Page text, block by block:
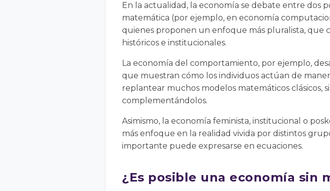
En la actualidad, la economía se debate entre dos
matemática (por ejemplo, en economía
quienes proponen un enfoque más pluralista, que
históricos e institucionales.
La economía del comportamiento, por ejemplo,
que muestran cómo los individuos actúan de
replantear muchos modelos matemáticos clásicos,
complementándolos.
Asimismo, la economía feminista, institucional o
más enfoque en la realidad vivida por distintos
importante puede expresarse en ecuaciones.
¿Es posible una economía sin